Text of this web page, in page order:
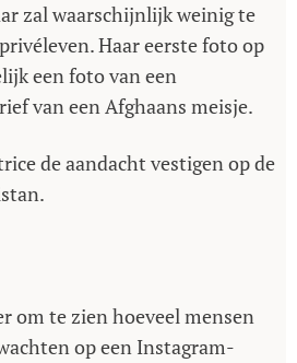
zal waarschijnlijk weinig te
Haar eerste foto op
een foto van een
van een Afghaans meisje.
de aandacht vestigen op de
om te zien hoeveel mensen
op een Instagram-